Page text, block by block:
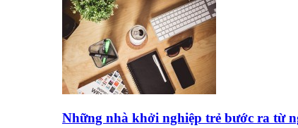
Những nhà khởi nghiệp trẻ bước ra từ